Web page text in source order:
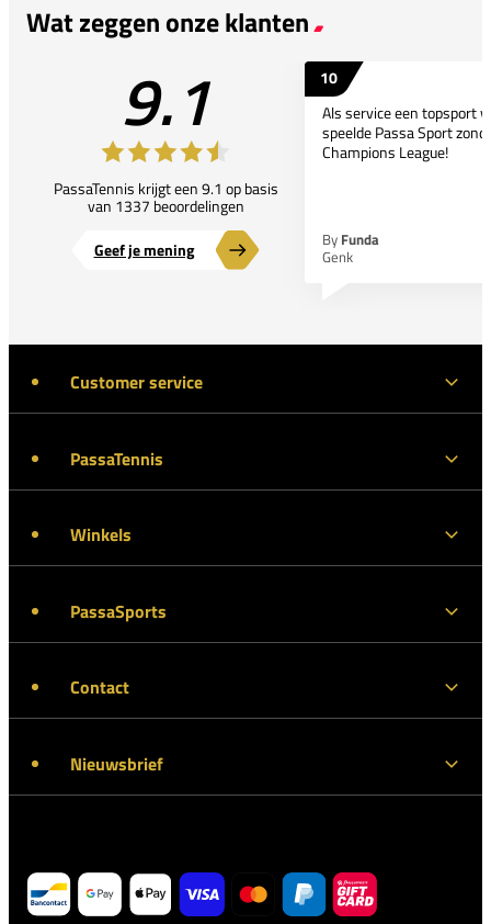
Wat zeggen onze klanten
9.1
PassaTennis krijgt een 9.1 op basis
van 1337 beoordelingen
Geef je mening
10
Als service een topsport
speelde Passa Sport
Champions League!
By Funda
Genk
Customer service
PassaTennis
Winkels
PassaSports
Contact
Nieuwsbrief